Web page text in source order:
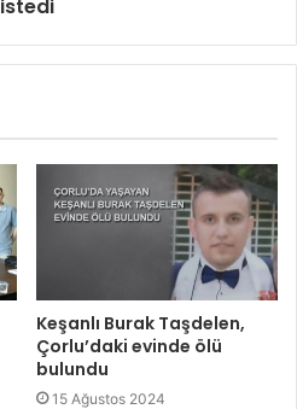
istedi
Keşanlı Burak Taşdelen,
Çorlu’daki evinde ölü
bulundu
15 Ağustos 2024